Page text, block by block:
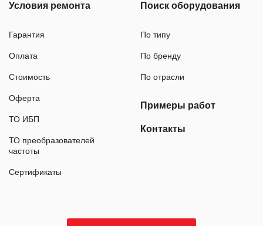
Условия ремонта
Гарантия
Оплата
Стоимость
Оферта
ТО ИБП
ТО преобразователей
частоты
Сертификаты
Поиск оборудования
По типу
По бренду
По отрасли
Примеры работ
Контакты